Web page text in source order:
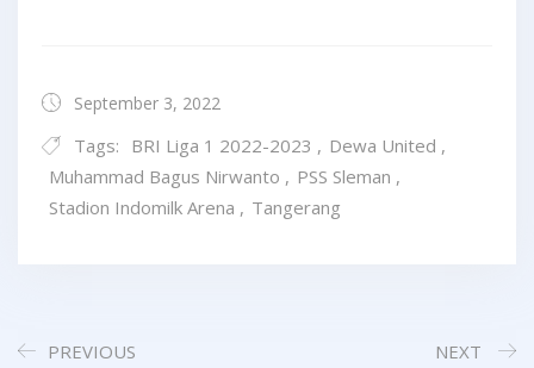
September 3, 2022
Tags: BRI Liga 1 2022-2023 , Dewa United ,
Muhammad Bagus Nirwanto , PSS Sleman ,
Stadion Indomilk Arena , Tangerang
PREVIOUS NEXT